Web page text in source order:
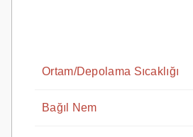
Ortam/Depolama Sıcaklığı
Bağıl Nem